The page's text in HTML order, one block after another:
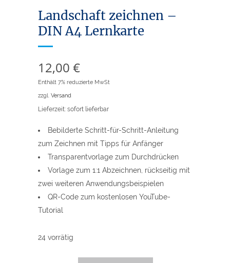
Landschaft zeichnen –
DIN A4 Lernkarte
12,00 €
Enthält 7% reduzierte MwSt
zzgl. Versand
Lieferzeit: sofort lieferbar
Bebilderte Schritt-für-Schritt-Anleitung
zum Zeichnen mit Tipps für Anfänger
Transparentvorlage zum Durchdrücken
Vorlage zum 1:1 Abzeichnen, rückseitig mit
zwei weiteren Anwendungsbeispielen
QR-Code zum kostenlosen YouTube-
Tutorial
24 vorrätig